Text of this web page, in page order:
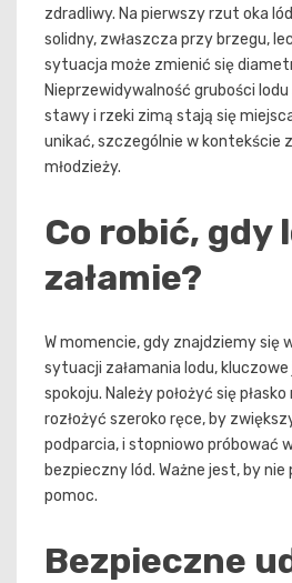
zdradliwy. Na pierwszy rzut oka
solidny, zwłaszcza przy brzegu,
sytuacja może zmienić się
Nieprzewidywalność grubości
stawy i rzeki zimą stają się
unikać, szczególnie w kontekście
młodzieży.
Co robić, gdy
załamie?
W momencie, gdy znajdziemy się
sytuacji załamania lodu,
spokoju. Należy położyć się
rozłożyć szeroko ręce, by
podparcia, i stopniowo próbować
bezpieczny lód. Ważne jest, by
pomoc.
Bezpieczne